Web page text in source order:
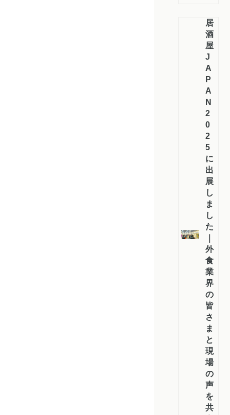
居
酒
屋
J
A
P
A
N
2
0
2
5
に
出
展
し
ま
し
た
外
食
業
界
の
皆
さ
ま
と
現
場
の
声
を
共